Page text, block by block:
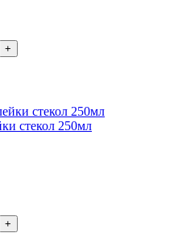
+
стекол 250мл
+